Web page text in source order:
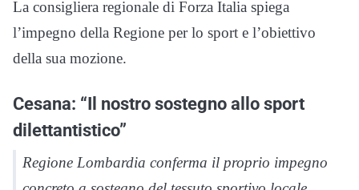
La consigliera regionale di Forza Italia spiega
l’impegno della Regione per lo sport e l’obiettivo
della sua mozione.
Cesana: “Il nostro sostegno allo sport
dilettantistico”
Regione Lombardia conferma il proprio impegno